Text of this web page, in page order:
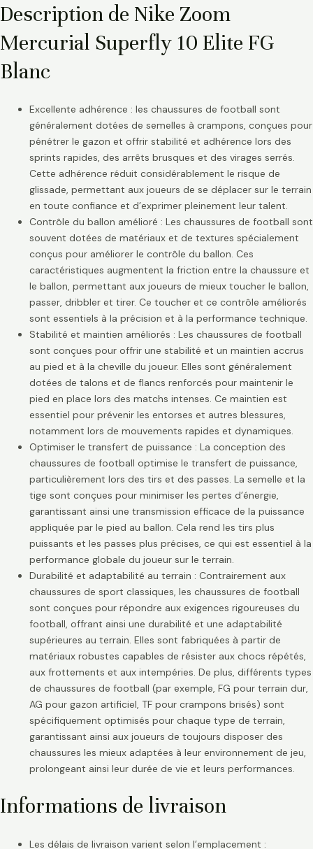
Description de Nike Zoom
Mercurial Superfly 10 Elite FG
Blanc
Excellente adhérence : les chaussures de football sont
généralement dotées de semelles à crampons, conçues pour
pénétrer le gazon et offrir stabilité et adhérence lors des
sprints rapides, des arrêts brusques et des virages serrés.
Cette adhérence réduit considérablement le risque de
glissade, permettant aux joueurs de se déplacer sur le terrain
en toute confiance et d’exprimer pleinement leur talent.
Contrôle du ballon amélioré : Les chaussures de football sont
souvent dotées de matériaux et de textures spécialement
conçus pour améliorer le contrôle du ballon. Ces
caractéristiques augmentent la friction entre la chaussure et
le ballon, permettant aux joueurs de mieux toucher le ballon,
passer, dribbler et tirer. Ce toucher et ce contrôle améliorés
sont essentiels à la précision et à la performance technique.
Stabilité et maintien améliorés : Les chaussures de football
sont conçues pour offrir une stabilité et un maintien accrus
au pied et à la cheville du joueur. Elles sont généralement
dotées de talons et de flancs renforcés pour maintenir le
pied en place lors des matchs intenses. Ce maintien est
essentiel pour prévenir les entorses et autres blessures,
notamment lors de mouvements rapides et dynamiques.
Optimiser le transfert de puissance : La conception des
chaussures de football optimise le transfert de puissance,
particulièrement lors des tirs et des passes. La semelle et la
tige sont conçues pour minimiser les pertes d’énergie,
garantissant ainsi une transmission efficace de la puissance
appliquée par le pied au ballon. Cela rend les tirs plus
puissants et les passes plus précises, ce qui est essentiel à la
performance globale du joueur sur le terrain.
Durabilité et adaptabilité au terrain : Contrairement aux
chaussures de sport classiques, les chaussures de football
sont conçues pour répondre aux exigences rigoureuses du
football, offrant ainsi une durabilité et une adaptabilité
supérieures au terrain. Elles sont fabriquées à partir de
matériaux robustes capables de résister aux chocs répétés,
aux frottements et aux intempéries. De plus, différents types
de chaussures de football (par exemple, FG pour terrain dur,
AG pour gazon artificiel, TF pour crampons brisés) sont
spécifiquement optimisés pour chaque type de terrain,
garantissant ainsi aux joueurs de toujours disposer des
chaussures les mieux adaptées à leur environnement de jeu,
prolongeant ainsi leur durée de vie et leurs performances.
Informations de livraison
Les délais de livraison varient selon l’emplacement :